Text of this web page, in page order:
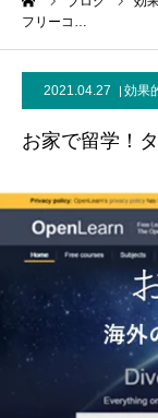
フリーコ…
2021.04.27 効果
お家で留学！
お問い合わせ
ブログ